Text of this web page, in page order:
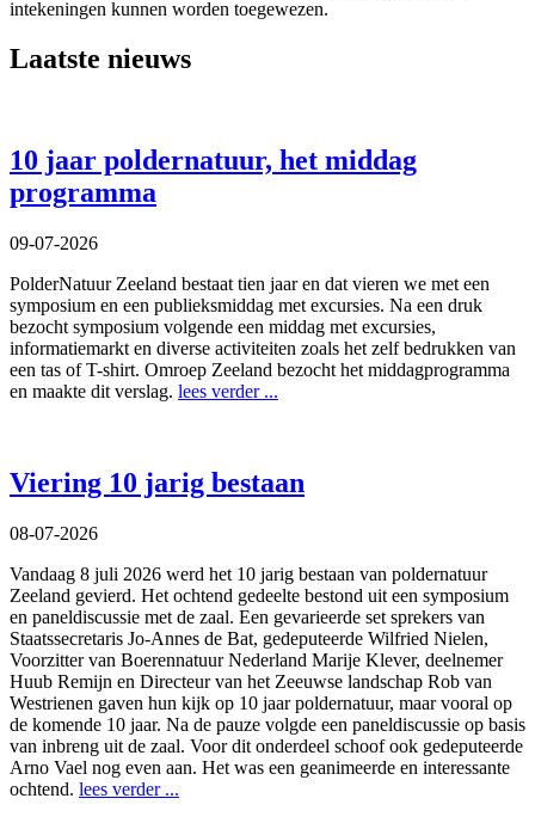
intekeningen kunnen worden toegewezen.
Laatste nieuws
10 jaar poldernatuur, het middag
programma
09-07-2026
PolderNatuur Zeeland bestaat tien jaar en dat vieren we met een
symposium en een publieksmiddag met excursies. Na een druk
bezocht symposium volgende een middag met excursies,
informatiemarkt en diverse activiteiten zoals het zelf bedrukken van
een tas of T-shirt. Omroep Zeeland bezocht het middagprogramma
en maakte dit verslag. lees verder ...
Viering 10 jarig bestaan
08-07-2026
Vandaag 8 juli 2026 werd het 10 jarig bestaan van poldernatuur
Zeeland gevierd. Het ochtend gedeelte bestond uit een symposium
en paneldiscussie met de zaal. Een gevarieerde set sprekers van
Staatssecretaris Jo-Annes de Bat, gedeputeerde Wilfried Nielen,
Voorzitter van Boerennatuur Nederland Marije Klever, deelnemer
Huub Remijn en Directeur van het Zeeuwse landschap Rob van
Westrienen gaven hun kijk op 10 jaar poldernatuur, maar vooral op
de komende 10 jaar. Na de pauze volgde een paneldiscussie op basis
van inbreng uit de zaal. Voor dit onderdeel schoof ook gedeputeerde
Arno Vael nog even aan. Het was een geanimeerde en interessante
ochtend. lees verder ...